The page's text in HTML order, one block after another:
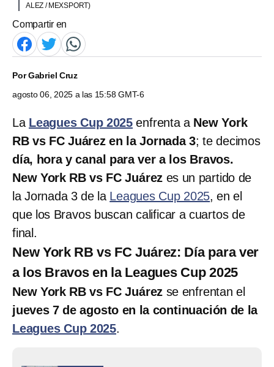
ALEZ / MEXSPORT)
Compartir en
PorGabriel Cruz
agosto 06, 2025 a las 15:58 GMT-6
La Leagues Cup 2025 enfrenta a New York
RB vs FC Juárez en la Jornada 3; te decimos
día, hora y canal para ver a los Bravos.
New York RB vs FC Juárez es un partido de
la Jornada 3 de la Leagues Cup 2025, en el
que los Bravos buscan calificar a cuartos de
final.
New York RB vs FC Juárez: Día para ver
a los Bravos en la Leagues Cup 2025
New York RB vs FC Juárez se enfrentan el
jueves 7 de agosto en la continuación de la
Leagues Cup 2025.